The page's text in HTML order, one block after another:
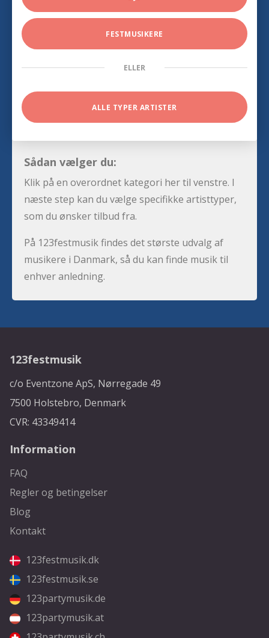
FESTMUSIKERE
ELLER
ALLE TYPER ARTISTER
Sådan vælger du:
Klik på en overordnet kategori her til venstre. I
næste step kan du vælge specifikke artisttyper,
som du ønsker tilbud fra.
På 123festmusik findes det største udvalg af
musikere i Danmark, så du kan finde musik til
enhver anledning.
123festmusik
c/o Eventzone ApS, Nørregade 49
7500 Holstebro, Denmark
CVR: 43349414
Information
FAQ
Regler og betingelser
Blog
Kontakt
123festmusik.dk
123festmusik.se
123partymusik.de
123partymusik.at